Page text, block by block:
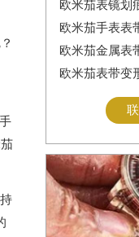
欧米茄表带变